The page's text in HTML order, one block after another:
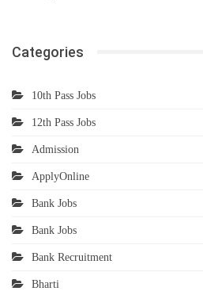
Categories
10th Pass Jobs
12th Pass Jobs
Admission
ApplyOnline
Bank Jobs
Bank Jobs
Bank Recruitment
Bharti